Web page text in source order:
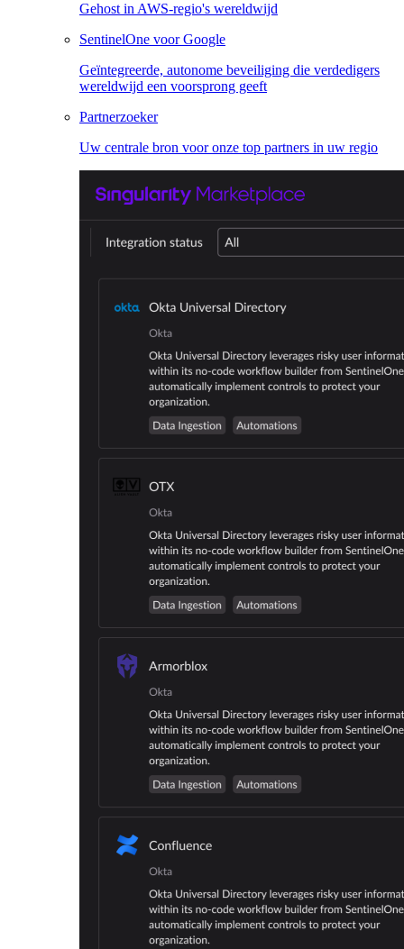
Gehost in AWS-regio's wereldwijd
SentinelOne voor Google
Geïntegreerde, autonome beveiliging die verdedigers
wereldwijd een voorsprong geeft
Partnerzoeker
Uw centrale bron voor onze top partners in uw regio